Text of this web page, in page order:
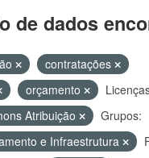
de dados
contratações
orçamento
Atribuição
Grupos:
e Infraestrutura